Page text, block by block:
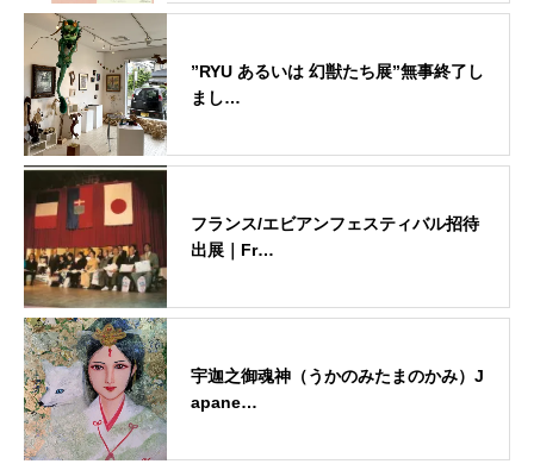
”RYU あるいは 幻獣たち展”無事終了し
まし…
フランス/エビアンフェスティバル招待
出展｜Fr…
宇迦之御魂神（うかのみたまのかみ）J
apane…